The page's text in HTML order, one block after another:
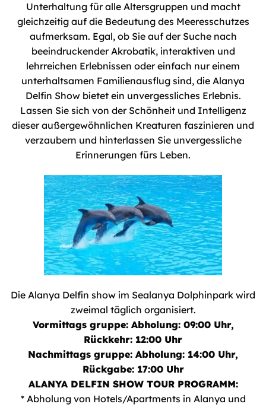
Unterhaltung für alle Altersgruppen und macht
gleichzeitig auf die Bedeutung des Meeresschutzes
aufmerksam. Egal, ob Sie auf der Suche nach
beeindruckender Akrobatik, interaktiven und
lehrreichen Erlebnissen oder einfach nur einem
unterhaltsamen Familienausflug sind, die Alanya
Delfin Show bietet ein unvergessliches Erlebnis.
Lassen Sie sich von der Schönheit und Intelligenz
dieser außergewöhnlichen Kreaturen faszinieren und
verzaubern und hinterlassen Sie unvergessliche
Erinnerungen fürs Leben.
Die Alanya Delfin show im Sealanya Dolphinpark wird
zweimal täglich organisiert.
Vormittags gruppe: Abholung: 09:00 Uhr,
Rückkehr: 12:00 Uhr
Nachmittags gruppe: Abholung: 14:00 Uhr,
Rückgabe: 17:00 Uhr
ALANYA DELFIN SHOW TOUR PROGRAMM:
* Abholung von Hotels/Apartments in Alanya und